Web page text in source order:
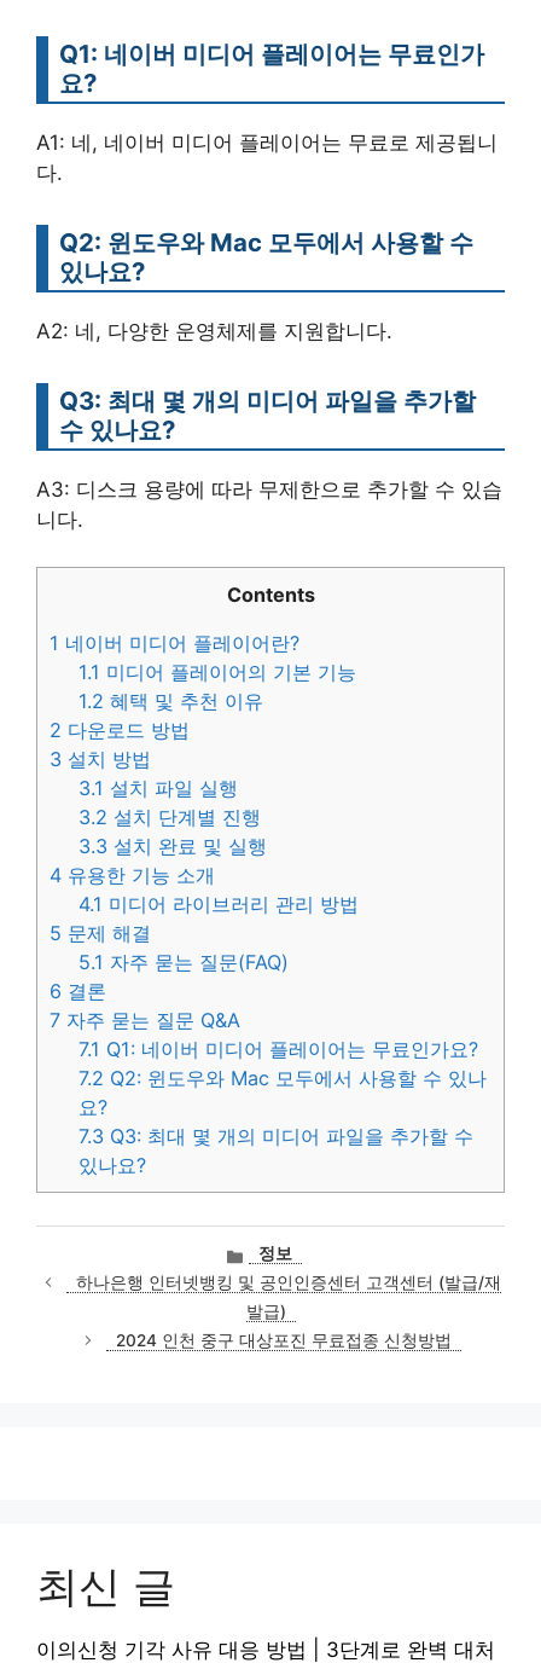
Q1: 네이버 미디어 플레이어는 무료인가
요?
A1: 네, 네이버 미디어 플레이어는 무료로 제공됩니
다.
Q2: 윈도우와 Mac 모두에서 사용할 수
있나요?
A2: 네, 다양한 운영체제를 지원합니다.
Q3: 최대 몇 개의 미디어 파일을 추가할
수 있나요?
A3: 디스크 용량에 따라 무제한으로 추가할 수 있습
니다.
Contents
1 네이버 미디어 플레이어란?
1.1 미디어 플레이어의 기본 기능
1.2 혜택 및 추천 이유
2 다운로드 방법
3 설치 방법
3.1 설치 파일 실행
3.2 설치 단계별 진행
3.3 설치 완료 및 실행
4 유용한 기능 소개
4.1 미디어 라이브러리 관리 방법
5 문제 해결
5.1 자주 묻는 질문(FAQ)
6 결론
7 자주 묻는 질문 Q&A
7.1 Q1: 네이버 미디어 플레이어는 무료인가요?
7.2 Q2: 윈도우와 Mac 모두에서 사용할 수 있나
요?
7.3 Q3: 최대 몇 개의 미디어 파일을 추가할 수
있나요?
카
테
고
리
정보
하나은행 인터넷뱅킹 및 공인인증센터 고객센터 (발급/재
발급)
2024 인천 중구 대상포진 무료접종 신청방법
최신 글
이의신청 기각 사유 대응 방법 | 3단계로 완벽 대처